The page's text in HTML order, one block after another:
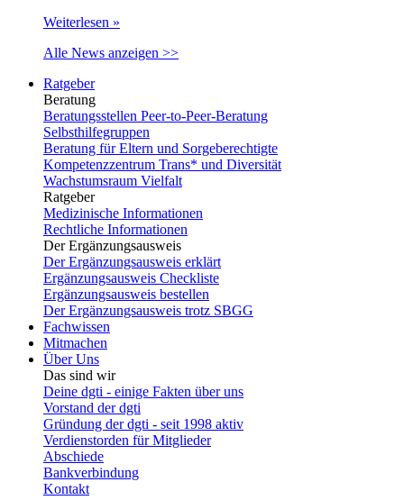
Weiterlesen »
Alle News anzeigen >>
Ratgeber
Beratung
Beratungsstellen Peer-to-Peer-Beratung
Selbsthilfegruppen
Beratung für Eltern und Sorgeberechtigte
Kompetenzzentrum Trans* und Diversität
Wachstumsraum Vielfalt
Ratgeber
Medizinische Informationen
Rechtliche Informationen
Der Ergänzungsausweis
Der Ergänzungsausweis erklärt
Ergänzungsausweis Checkliste
Ergänzungsausweis bestellen
Der Ergänzungsausweis trotz SBGG
Fachwissen
Mitmachen
Über Uns
Das sind wir
Deine dgti - einige Fakten über uns
Vorstand der dgti
Gründung der dgti - seit 1998 aktiv
Verdienstorden für Mitglieder
Abschiede
Bankverbindung
Kontakt